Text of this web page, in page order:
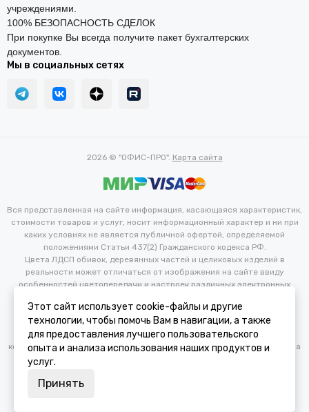
учреждениями.
100% БЕЗОПАСНОСТЬ СДЕЛОК
При покупке Вы всегда получите пакет бухгалтерских
документов.
Мы в социальных сетях
2026 © "ОФИС-ПРО". Карта сайта
Вся представленная на сайте информация, касающаяся характеристик,
стоимости товаров и услуг, носит информационный характер и ни при
каких условиях не является публичной офертой, определяемой
положениями Статьи 437(2) Гражданского кодекса РФ.
Цвета ЛДСП обивок, деревянных частей и целиковых изделий в
реальности может отличаться от изображения на сайте ввиду
особенностей цветопередачи и настроек различных электронных
изменения в технические и иные характеристики изделий для
улучшения их эксплуатационных и технических параметров без
предварительного уведомления потребителя. Изменение
конфигурации продукта не является основанием для возврата/обмена
Этот сайт использует cookie-файлы и другие
технологии, чтобы помочь Вам в навигации, а также
для предоставления лучшего пользовательского
опыта и анализа использования наших продуктов и
услуг.
Принять